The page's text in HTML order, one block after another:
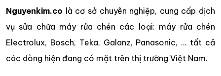
Nguyenkim.co là cơ sở chuyên nghiệp, cung cấp dịch
vụ sửa chữa máy rửa chén các loại: máy rửa chén
Electrolux, Bosch, Teka, Galanz, Panasonic, … tất cả
các dòng hiện đang có mặt trên thị trường Việt Nam.